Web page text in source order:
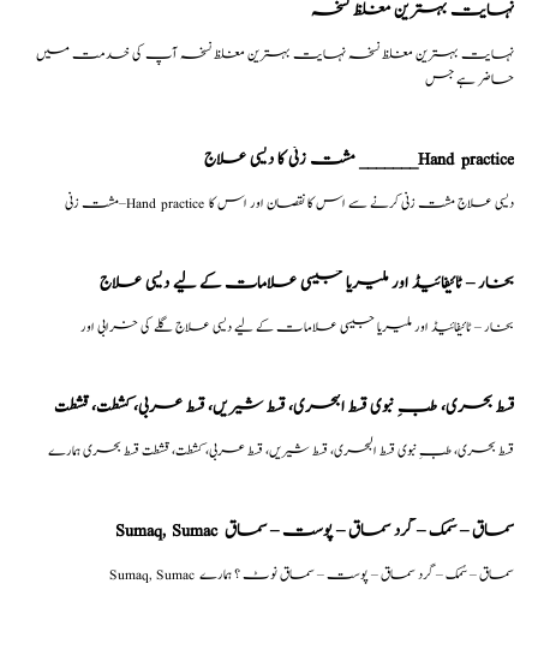
نہایت بہترین مغلظ نسخہ
نہایت بہترین مغلظ نسخہ نہایت بہترین مغلظ نسخہ آپ کی خدمت میں
حاضر ہے جس
مشت زنی کا دیسی علاج _______Hand practice
مشت زنی–Hand practice دیسی علاج مشت زنی کرنے سے اس کا نقصان اور اس کا
بخار – ٹائیفائیڈ اور ملیریا جیسی علامات کے لیے دیسی علاج
بخار – ٹائیفائیڈ اور ملیریا جیسی علامات کے لیے دیسی علاج گلے کی خرابی اور
قسط بحری، طبِ نبوی قسط البحری، قسط شیریں، قسط عربی، كشطت، قشطت
قسط بحری، طبِ نبوی قسط البحری، قسط شیریں، قسط عربی، كشطت، قشطت قسط بحری ہمارے
Sumaq, Sumac سماق – سُمک – گرد سماق – پوست – سماق
Sumaq, Sumac سماق – سُمک – گرد سماق – پوست – سماق نوٹ ؟ ہمارے